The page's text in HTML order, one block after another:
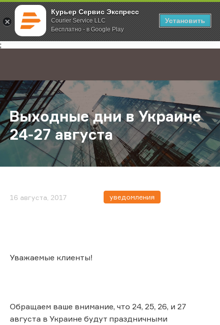
Курьер Сервис Экспресс
Courier Service LLC
Бесплатно - в Google Play
Установить
;
Главная О компании Новости Выходные дни в Украине 24-27
Выходные дни в Украине
24-27 августа
16 августа, 2017 уведомления
Уважаемые клиенты!
Обращаем ваше внимание, что 24, 25, 26, и 27
августа в Украине будут праздничными